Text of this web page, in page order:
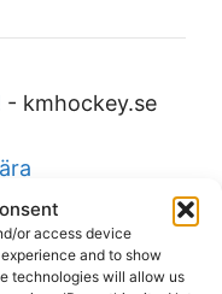
or access device
and to show
technologies will allow us
- kmhockey.se